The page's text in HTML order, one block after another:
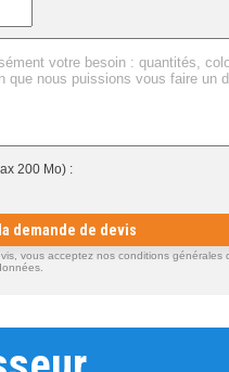
200 Mo) :
demande de devis
vous acceptez nos conditions générales